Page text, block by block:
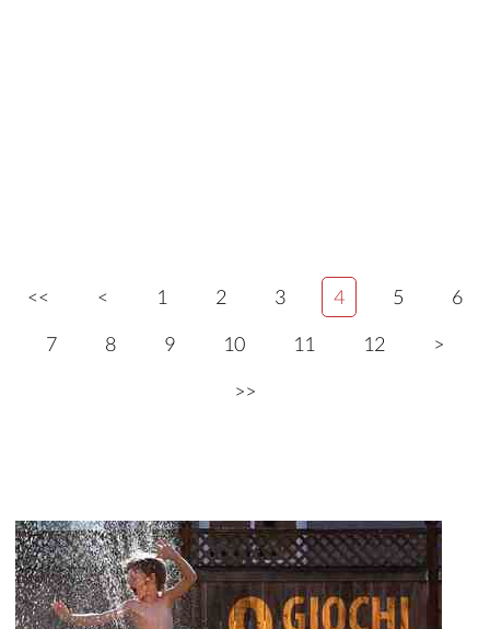
<< < 1 2 3 4 5
6
7
8 9 10 11 12
>
>>